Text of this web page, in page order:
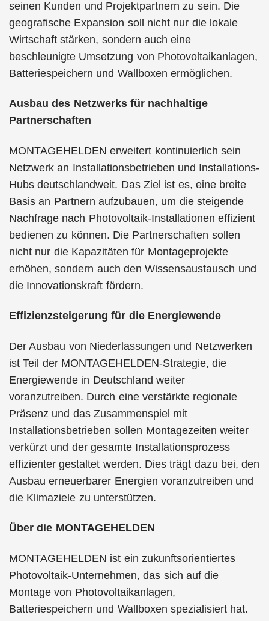
seinen Kunden und Projektpartnern zu sein. Die
geografische Expansion soll nicht nur die lokale
Wirtschaft stärken, sondern auch eine
beschleunigte Umsetzung von Photovoltaikanlagen,
Batteriespeichern und Wallboxen ermöglichen.
Ausbau des Netzwerks für nachhaltige
Partnerschaften
MONTAGEHELDEN erweitert kontinuierlich sein
Netzwerk an Installationsbetrieben und Installations-
Hubs deutschlandweit. Das Ziel ist es, eine breite
Basis an Partnern aufzubauen, um die steigende
Nachfrage nach Photovoltaik-Installationen effizient
bedienen zu können. Die Partnerschaften sollen
nicht nur die Kapazitäten für Montageprojekte
erhöhen, sondern auch den Wissensaustausch und
die Innovationskraft fördern.
Effizienzsteigerung für die Energiewende
Der Ausbau von Niederlassungen und Netzwerken
ist Teil der MONTAGEHELDEN-Strategie, die
Energiewende in Deutschland weiter
voranzutreiben. Durch eine verstärkte regionale
Präsenz und das Zusammenspiel mit
Installationsbetrieben sollen Montagezeiten weiter
verkürzt und der gesamte Installationsprozess
effizienter gestaltet werden. Dies trägt dazu bei, den
Ausbau erneuerbarer Energien voranzutreiben und
die Klimaziele zu unterstützen.
Über die MONTAGEHELDEN
MONTAGEHELDEN ist ein zukunftsorientiertes
Photovoltaik-Unternehmen, das sich auf die
Montage von Photovoltaikanlagen,
Batteriespeichern und Wallboxen spezialisiert hat.